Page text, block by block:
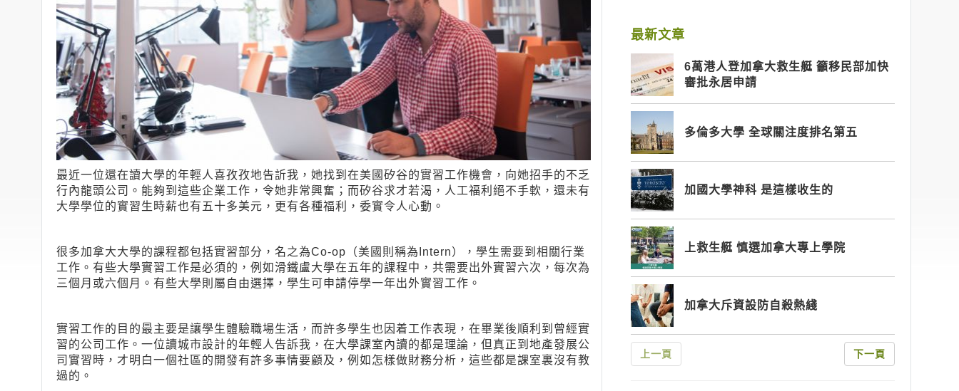
最近一位還在讀大學的年輕人喜孜孜地告訢我，她找到在美國矽谷的實習工作機會，向她招手的不乏
行內龍頭公司。能夠到這些企業工作，令她非常興奮；而矽谷求才若渴，人工福利絕不手軟，還未有
大學學位的實習生時薪也有五十多美元，更有各種福利，委實令人心動。
很多加拿大大學的課程都包括實習部分，名之為Co-op（美國則稱為Intern），學生需要到相關行業
工作。有些大學實習工作是必須的，例如滑鐵盧大學在五年的課程中，共需要出外實習六次，每次為
三個月或六個月。有些大學則屬自由選擇，學生可申請停學一年出外實習工作。
實習工作的目的最主要是讓學生體驗職場生活，而許多學生也因着工作表現，在畢業後順利到曾經實
習的公司工作。一位讀城市設計的年輕人告訴我，在大學課室內讀的都是理論，但真正到地產發展公
司實習時，才明白一個社區的開發有許多事情要顧及，例如怎樣做財務分析，這些都是課室裏沒有教
過的。
最新文章
6萬港人登加拿大救生艇 籲移民部加快
審批永居申請
多倫多大學 全球關注度排名第五
加國大學神科 是這樣收生的
上救生艇 慎選加拿大專上學院
加拿大斥資設防自殺熱綫
上一頁 下一頁